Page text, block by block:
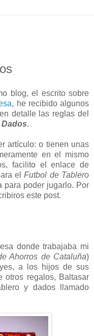
blog, el escrito sobre
, he recibido algunos
detalle las reglas del
.
artículo: o tienen unas
en el mismo
facilito el enlace de
elFutbol de Tablero
para poder jugarlo. Por
este post.
donde trabajaba mi
Ahorros de Cataluña)
a los hijos de sus
otros regalos, Baltasar
y dados llamado